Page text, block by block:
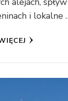
i lokalne